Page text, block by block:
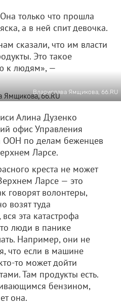
только что прошла
а в ней спит девочка.
сказали, что им власти
Это такое
к людям», —
Владислава Ямщикова, 66.RU
Алина Дузенко
офис Управления
ООН по делам беженцев
Ларсе.
креста не может
Ларсе — это
говорят волонтеры,
возят туда
эта катастрофа
люди в панике
Например, они не
что если в машине
то может дойти
Там продукты есть.
бензином,
она.